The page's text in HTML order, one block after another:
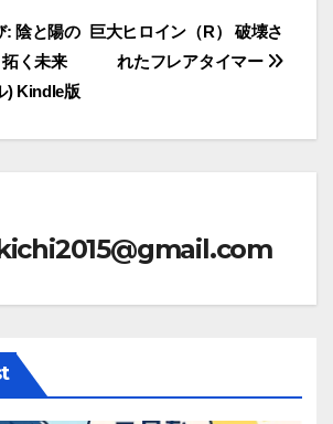
巨大ヒロイン（R） 破壊さ
れたフレアタイマー
: 陰と陽の
く未来
) Kindle版